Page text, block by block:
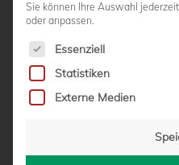
TRADITIONELLER
vonMoritz Schwegmann|
Sie können Ihre Auswahl
oder anpassen.
Es folgt eine Liste der
Essenziell
Statistiken
Externe Medien